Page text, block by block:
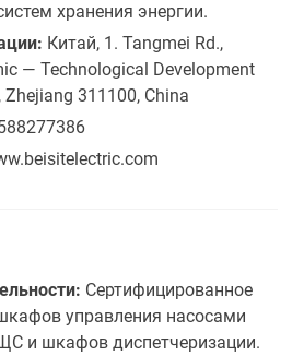
хранения энергии.
Китай, 1. Tangmei Rd.,
— Technological Development
Zhejiang 311100, China
Сертифицированное
управления насосами
и шкафов диспетчеризации.